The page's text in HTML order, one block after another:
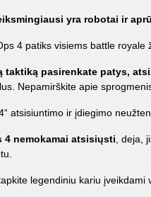
yra robotai ir
4 patiks visiems battle
taktiką pasirenkate patys,
Nepamirškite apie
atsisiuntimo ir įdiegimo
4 nemokamai atsisiųsti , deja,
legendiniu kariu